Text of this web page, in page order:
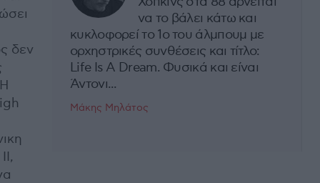
δεν
να το βάλει κάτω και
κυκλοφορεί το 1ο του άλμπουμ με
ορχηστρικές συνθέσεις και τίτλο:
Life Is A Dream. Φυσικά και είναι
Άντονι...
Μάκης Μηλάτος